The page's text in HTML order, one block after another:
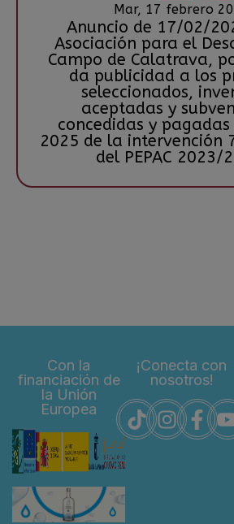
Mar, 17 febrero
Anuncio de 17/02/
Asociación para el
Campo de Calatrava,
da publicidad a los
seleccionados,
aceptadas y
concedidas y
2025 de la intervención
del PEPAC 2023/
Con la
financiación de
la Unión
Europea
¡Conecta con
nosotros!